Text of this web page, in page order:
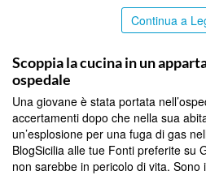
Continua a
Scoppia la cucina in un
ospedale
Una giovane è stata portata
accertamenti dopo che nella sua
un’esplosione per una fuga di gas
BlogSicilia alle tue Fonti preferite su
non sarebbe in pericolo di vita. Sono